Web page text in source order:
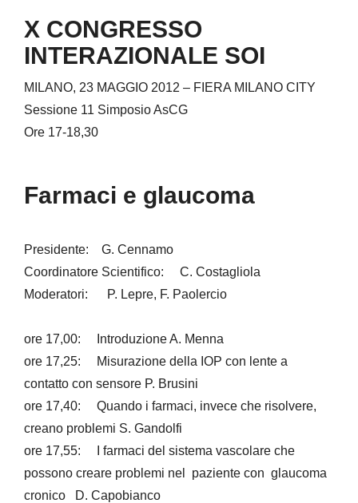
X CONGRESSO
INTERAZIONALE SOI
MILANO, 23 MAGGIO 2012 – FIERA MILANO CITY
Sessione 11 Simposio AsCG
Ore 17-18,30
Farmaci e glaucoma
Presidente: G. Cennamo
Coordinatore Scientifico: C. Costagliola
Moderatori: P. Lepre, F. Paolercio
ore 17,00: Introduzione A. Menna
ore 17,25: Misurazione della IOP con lente a
contatto con sensore P. Brusini
ore 17,40: Quando i farmaci, invece che risolvere,
creano problemi S. Gandolfi
ore 17,55: I farmaci del sistema vascolare che
possono creare problemi nel paziente con glaucoma
cronico D. Capobianco